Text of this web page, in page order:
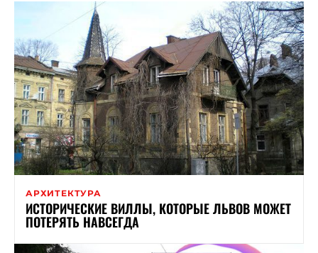
АРХИТЕКТУРА
ИСТОРИЧЕСКИЕ ВИЛЛЫ, КОТОРЫЕ ЛЬВОВ МОЖЕТ
ПОТЕРЯТЬ НАВСЕГДА